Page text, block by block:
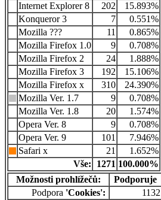
Internet Explorer 8
202
15.893%
Konqueror 3
7
0.551%
Mozilla ???
11
0.865%
Mozilla Firefox 1.0
9
0.708%
Mozilla Firefox 2
24
1.888%
Mozilla Firefox 3
192
15.106%
Mozilla Firefox x
310
24.390%
Mozilla Ver. 1.7
9
0.708%
Mozilla Ver. 1.8
20
1.574%
Opera Ver. 8
9
0.708%
Opera Ver. 9
101
7.946%
Safari x
21
1.652%
Vše:
1271 100.000%
Možnosti prohlížečů: Podporuje
Podpora 'Cookies': 1132